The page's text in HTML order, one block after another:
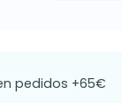
pedidos +65€